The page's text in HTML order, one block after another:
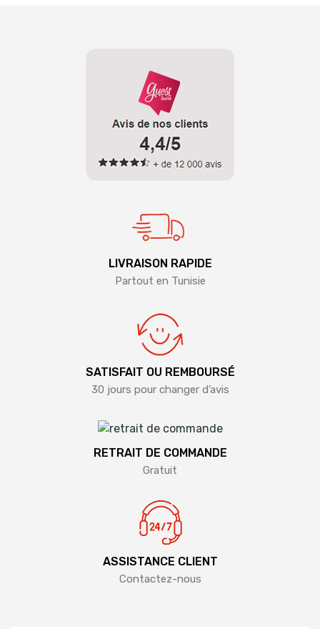
LIVRAISON RAPIDE
Partout en Tunisie
SATISFAIT OU REMBOURSÉ
30 jours pour changer d’avis
RETRAIT DE COMMANDE
Gratuit
ASSISTANCE CLIENT
Contactez-nous